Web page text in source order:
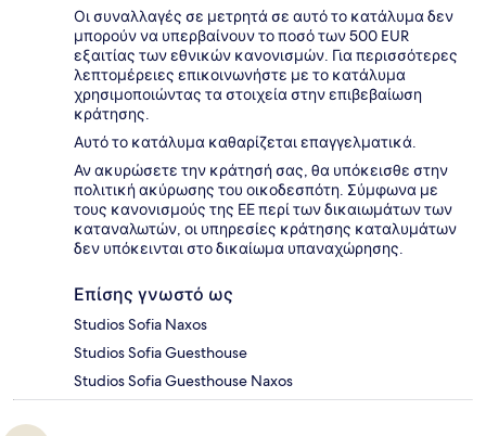
Οι συναλλαγές σε μετρητά σε αυτό το κατάλυμα δεν
μπορούν να υπερβαίνουν το ποσό των 500 EUR
εξαιτίας των εθνικών κανονισμών. Για περισσότερες
λεπτομέρειες επικοινωνήστε με το κατάλυμα
χρησιμοποιώντας τα στοιχεία στην επιβεβαίωση
κράτησης.
Αυτό το κατάλυμα καθαρίζεται επαγγελματικά.
Αν ακυρώσετε την κράτησή σας, θα υπόκεισθε στην
πολιτική ακύρωσης του οικοδεσπότη. Σύμφωνα με
τους κανονισμούς της ΕΕ περί των δικαιωμάτων των
καταναλωτών, οι υπηρεσίες κράτησης καταλυμάτων
δεν υπόκεινται στο δικαίωμα υπαναχώρησης.
Επίσης γνωστό ως
Studios Sofia Naxos
Studios Sofia Guesthouse
Studios Sofia Guesthouse Naxos